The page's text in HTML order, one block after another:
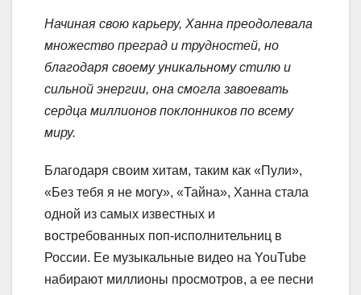
Начиная свою карьеру, Ханна преодолевала
множество преград и трудностей, но
благодаря своему уникальному стилю и
сильной энергии, она смогла завоевать
сердца миллионов поклонников по всему
миру.
Благодаря своим хитам, таким как «Пули»,
«Без тебя я не могу», «Тайна», Ханна стала
одной из самых известных и
востребованных поп-исполнительниц в
России. Ее музыкальные видео на YouTube
набирают миллионы просмотров, а ее песни